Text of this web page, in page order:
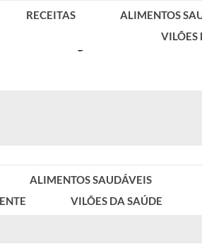
ALIMENTOS SAUDÁVEIS
VILÕES DA SAÚDE
RECEITAS
ALIMENTOS
VILÕES